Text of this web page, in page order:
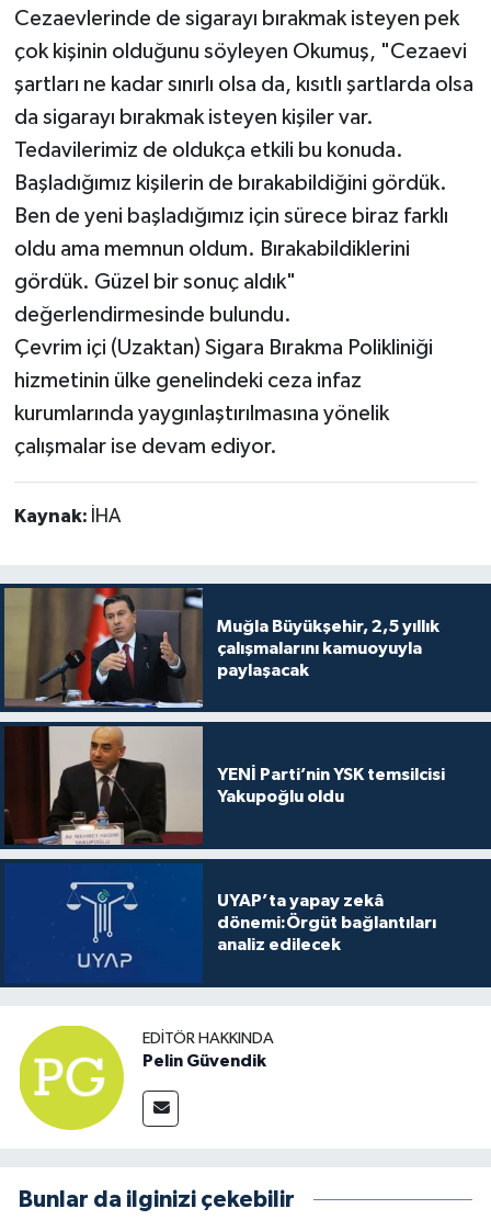
Cezaevlerinde de sigarayı bırakmak isteyen pek
çok kişinin olduğunu söyleyen Okumuş, "Cezaevi
şartları ne kadar sınırlı olsa da, kısıtlı şartlarda olsa
da sigarayı bırakmak isteyen kişiler var.
Tedavilerimiz de oldukça etkili bu konuda.
Başladığımız kişilerin de bırakabildiğini gördük.
Ben de yeni başladığımız için sürece biraz farklı
oldu ama memnun oldum. Bırakabildiklerini
gördük. Güzel bir sonuç aldık"
değerlendirmesinde bulundu.
Çevrim içi (Uzaktan) Sigara Bırakma Polikliniği
hizmetinin ülke genelindeki ceza infaz
kurumlarında yaygınlaştırılmasına yönelik
çalışmalar ise devam ediyor.
Kaynak: İHA
Muğla Büyükşehir, 2,5 yıllık
çalışmalarını kamuoyuyla
paylaşacak
YENİ Parti’nin YSK temsilcisi
Yakupoğlu oldu
UYAP’ta yapay zekâ
dönemi:Örgüt bağlantıları
analiz edilecek
EDITÖR HAKKINDA
Pelin Güvendik
Bunlar da ilginizi çekebilir